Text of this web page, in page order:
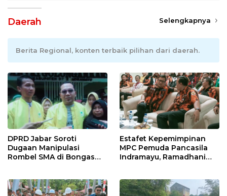
Daerah Selengkapnya
Berita Regional, konten terbaik pilihan dari daerah.
DPRD Jabar Soroti
Dugaan Manipulasi
Rombel SMA di Bongas
Estafet Kepemimpinan
MPC Pemuda Pancasila
Indramayu, Ramadhani
Muscablub